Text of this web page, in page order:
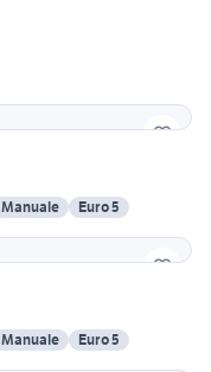
Manuale
Euro 5
Manuale
Euro 5